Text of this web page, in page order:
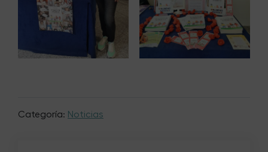
Categoría: Noticias